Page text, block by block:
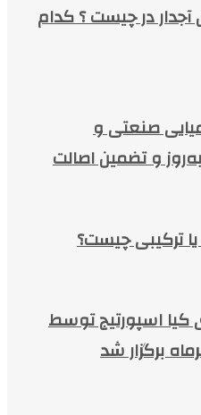
در چیست ؟ کدام
صنعتی و
و تضمین اصالت
ترکیبی چیست؟
اسپورتیج توسط
برگزار شد